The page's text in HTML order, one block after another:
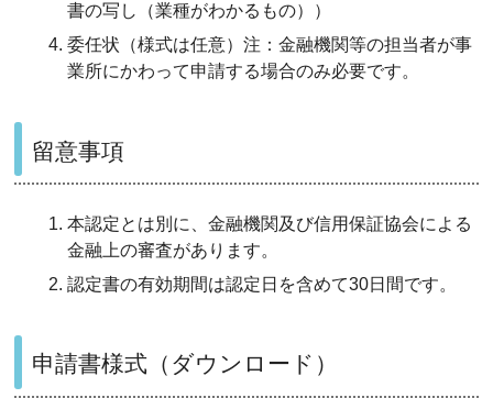
書の写し（業種がわかるもの））
委任状（様式は任意）注：金融機関等の担当者が事
業所にかわって申請する場合のみ必要です。
留意事項
本認定とは別に、金融機関及び信用保証協会による
金融上の審査があります。
認定書の有効期間は認定日を含めて30日間です。
申請書様式（ダウンロード）